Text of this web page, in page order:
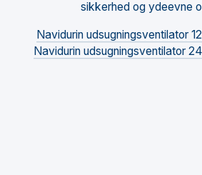
sikkerhed og ydeevne
Navidurin udsugningsventilator
Navidurin udsugningsventilator